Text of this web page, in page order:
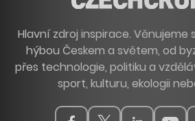
Hlavní zdroj inspirace.
hýbou Českem a světem, od
přes technologie, politiku a
sport, kulturu, ekologii